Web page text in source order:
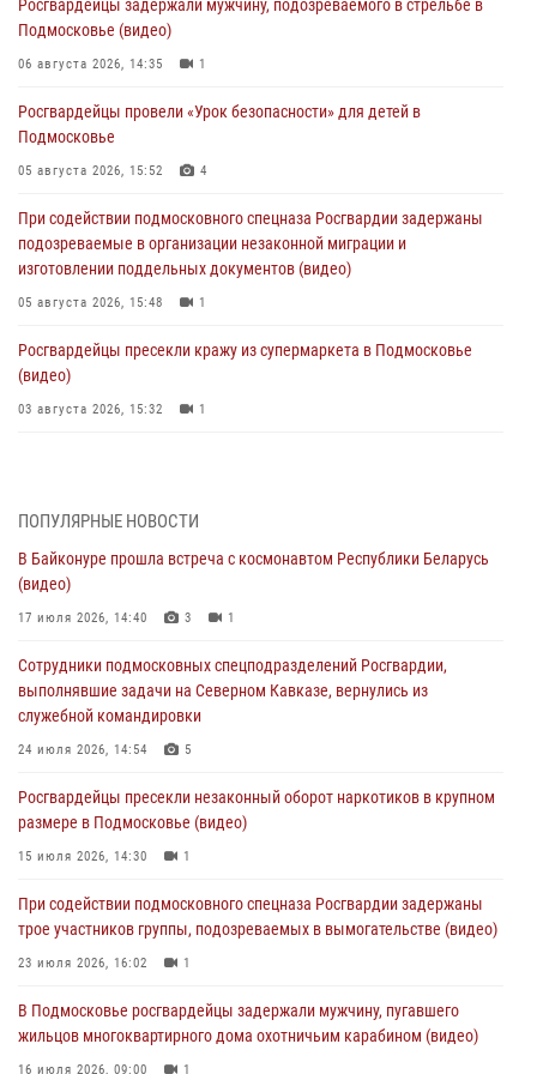
Росгвардейцы задержали мужчину, подозреваемого в стрельбе в
Подмосковье (видео)
06 августа 2026, 14:35 1
Росгвардейцы провели «Урок безопасности» для детей в
Подмосковье
05 августа 2026, 15:52 4
При содействии подмосковного спецназа Росгвардии задержаны
подозреваемые в организации незаконной миграции и
изготовлении поддельных документов (видео)
05 августа 2026, 15:48 1
Росгвардейцы пресекли кражу из супермаркета в Подмосковье
(видео)
03 августа 2026, 15:32 1
03 августа 2026, 15:08 1
В Подмосковье отметили годовщину со Дня образования ОМОН
«Пересвет»
02 августа 2026, 18:01
Офицер подмосковного главка Росгвардии стал гостем эфира
«Радио 1»
01 августа 2026, 17:57
крупную сумму в Подмосковье
31 июля 2026, 13:00
действиях в Подмосковье (видео)
31 июля 2026, 09:00
ПОПУЛЯРНЫЕ НОВОСТИ
В Байконуре прошла встреча с космонавтом Республики Беларусь
(видео)
17 июля 2026, 14:40 3 1
Сотрудники подмосковных спецподразделений Росгвардии,
выполнявшие задачи на Северном Кавказе, вернулись из
служебной командировки
24 июля 2026, 14:54 5
Росгвардейцы пресекли незаконный оборот наркотиков в крупном
размере в Подмосковье (видео)
15 июля 2026, 14:30 1
При содействии подмосковного спецназа Росгвардии задержаны
трое участников группы, подозреваемых в вымогательстве (видео)
23 июля 2026, 16:02 1
В Подмосковье росгвардейцы задержали мужчину, пугавшего
жильцов многоквартирного дома охотничьим карабином (видео)
16 июля 2026, 09:00 1